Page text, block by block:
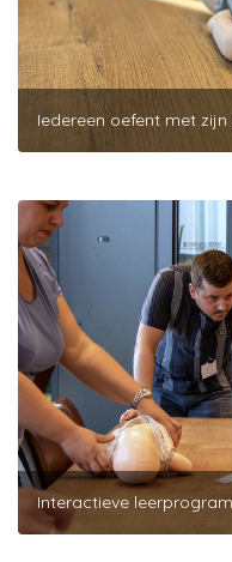
Iedereen oefent met
Interactieve